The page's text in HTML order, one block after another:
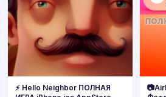
⚡ Hello Neighbor ПОЛНАЯ